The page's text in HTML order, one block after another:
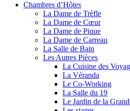
Chambres d’Hôtes
La Dame de Trèfle
La Dame de Cœur
La Dame de Pique
La Dame de Carreau
La Salle de Bain
Les Autres Pièces
La Cuisine des
La Véranda
Le Co-Working
La Salle du 19
Le Jardin de la